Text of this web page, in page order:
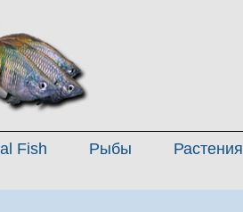
Fish Рыбы Растения